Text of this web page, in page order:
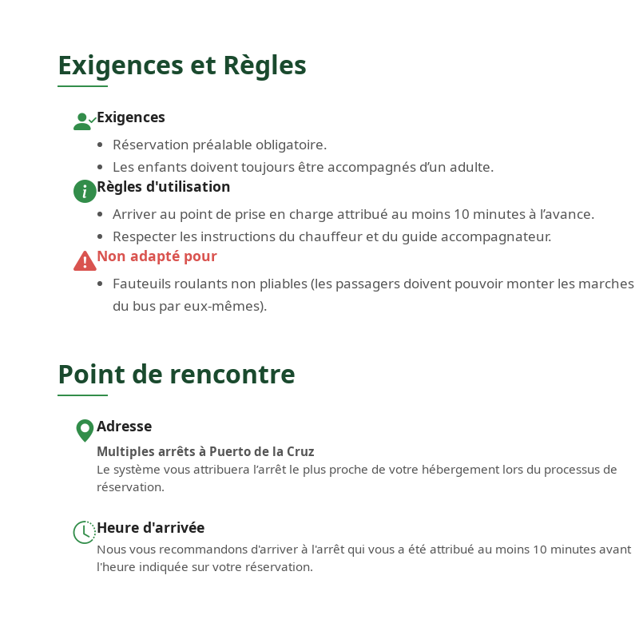
Exigences et Règles
Exigences
Réservation préalable obligatoire.
Les enfants doivent toujours être accompagnés d’un adulte.
Règles d'utilisation
Arriver au point de prise en charge attribué au moins 10 minutes à l’avance.
Respecter les instructions du chauffeur et du guide accompagnateur.
Non adapté pour
Fauteuils roulants non pliables (les passagers doivent pouvoir monter les marches
du bus par eux-mêmes).
Point de rencontre
Adresse
Multiples arrêts à Puerto de la Cruz
Le système vous attribuera l’arrêt le plus proche de votre hébergement lors du processus de
réservation.
Heure d'arrivée
Nous vous recommandons d'arriver à l'arrêt qui vous a été attribué au moins 10 minutes avant
l'heure indiquée sur votre réservation.